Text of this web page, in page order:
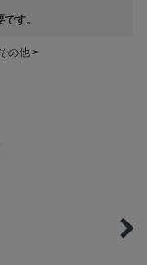
す。
の他